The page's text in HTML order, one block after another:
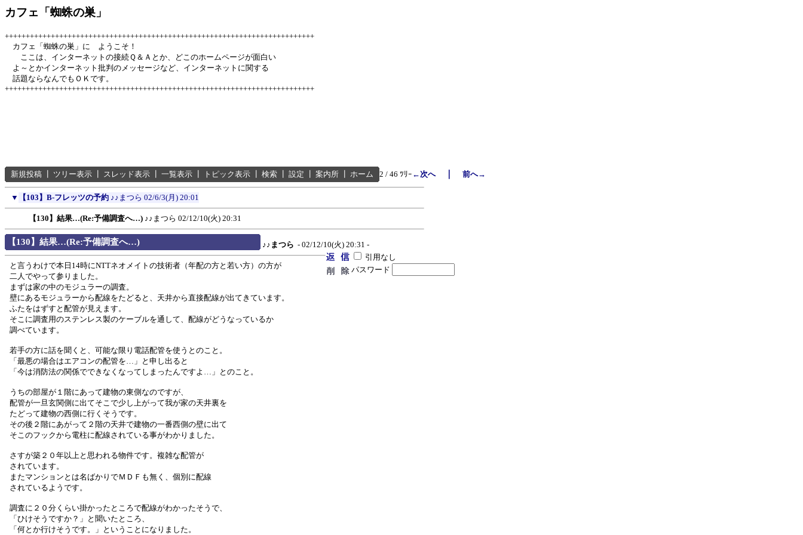
カフェ「蜘蛛の巣」
++++++++++++++++++++++++++++++++++++++++++++++++++++++++++++++++++++++++++
カフェ「蜘蛛の巣」に ようこそ！
ここは、インターネットの接続Ｑ＆Ａとか、どこのホームページが面白い
よ～とかインターネット批判のメッセージなど、インターネットに関する
話題ならなんでもＯＫです。
++++++++++++++++++++++++++++++++++++++++++++++++++++++++++++++++++++++++++
新規投稿 ツリー表示 スレッド表示 一覧表示 トピック表示 検索 設定 案内所 ホーム 2 / 46 ﾂﾘｰ ←次へ｜ 前へ→
▼ 【103】B-フレッツの予約 ♪♪まつら 02/6/3(月) 20:01
【130】結果…(Re:予備調査へ…) ♪♪まつら 02/12/10(火) 20:31
【130】結果…(Re:予備調査へ…) ♪♪まつら - 02/12/10(火) 20:31 -
引用なし
パスワード
と言うわけで本日14時にNTTネオメイトの技術者（年配の方と若い方）の方が
二人でやって参りました。
まずは家の中のモジュラーの調査。
壁にあるモジュラーから配線をたどると、天井から直接配線が出てきています。
ふたをはずすと配管が見えます。
そこに調査用のステンレス製のケーブルを通して、配線がどうなっているか
調べています。
若手の方に話を聞くと、可能な限り電話配管を使うとのこと。
「最悪の場合はエアコンの配管を…」と申し出ると
「今は消防法の関係でできなくなってしまったんですよ…」とのこと。
うちの部屋が１階にあって建物の東側なのですが、
配管が一旦玄関側に出てそこで少し上がって我が家の天井裏を
たどって建物の西側に行くそうです。
その後２階にあがって２階の天井で建物の一番西側の壁に出て
そこのフックから電柱に配線されている事がわかりました。
さすが築２０年以上と思われる物件です。複雑な配管が
されています。
またマンションとは名ばかりでＭＤＦも無く、個別に配線
されているようです。
調査に２０分くらい掛かったところで配線がわかったそうで、
「ひけそうですか？」と聞いたところ、
「何とか行けそうです。」ということになりました。